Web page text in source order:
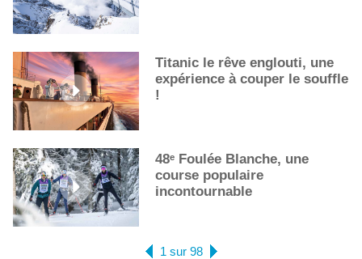
Titanic le rêve englouti, une
expérience à couper le souffle
!
48ᵉ Foulée Blanche, une
course populaire
incontournable
1 sur 98